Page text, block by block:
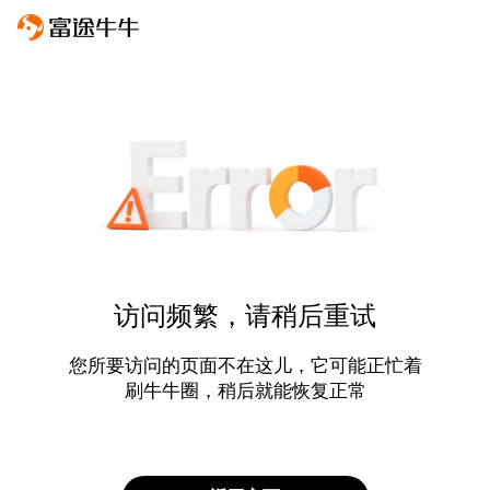
访问频繁，请稍后重试
您所要访问的页面不在这儿，它可能正忙着
刷牛牛圈，稍后就能恢复正常